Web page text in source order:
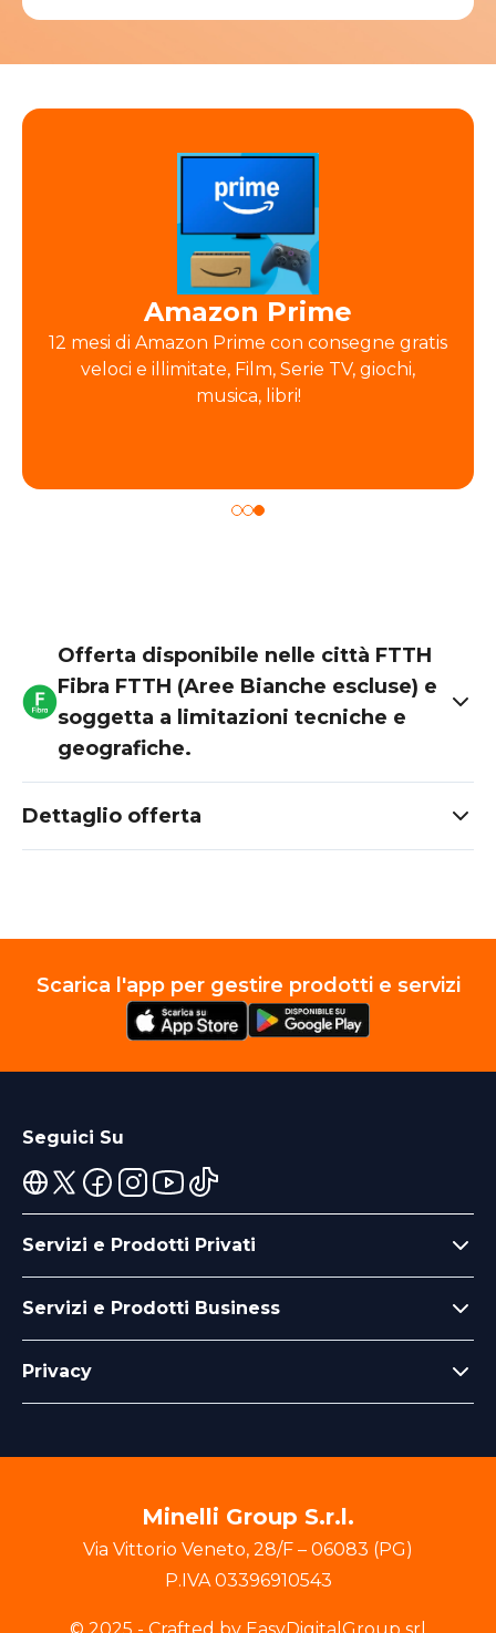
Amazon Prime
12 mesi di Amazon Prime con consegne gratis
veloci e illimitate, Film, Serie TV, giochi,
musica, libri!
Offerta disponibile nelle città FTTH
Fibra FTTH (Aree Bianche escluse) e
soggetta a limitazioni tecniche e
geografiche.
Dettaglio offerta
Scarica l'app per gestire prodotti e servizi
Seguici Su
Servizi e Prodotti Privati
Servizi e Prodotti Business
Privacy
Minelli Group S.r.l.
Via Vittorio Veneto, 28/F – 06083 (PG)
P.IVA 03396910543
© 2025 - Crafted by EasyDigitalGroup srl